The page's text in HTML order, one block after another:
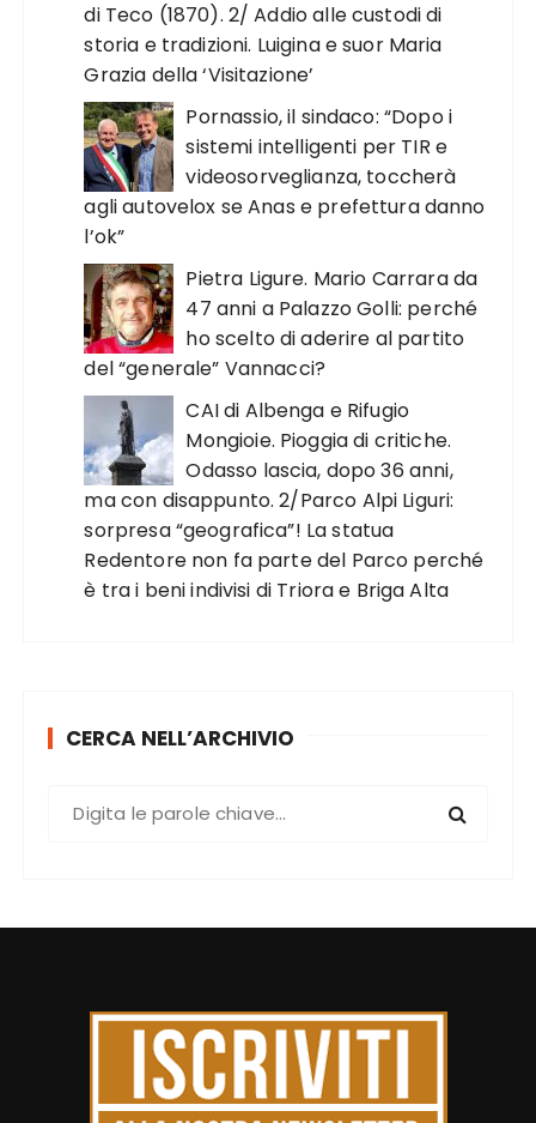
di Teco (1870). 2/ Addio alle custodi di
storia e tradizioni. Luigina e suor Maria
Grazia della ‘Visitazione’
Pornassio, il sindaco: “Dopo i
sistemi intelligenti per TIR e
videosorveglianza, toccherà
agli autovelox se Anas e prefettura danno
l’ok”
Pietra Ligure. Mario Carrara da
47 anni a Palazzo Golli: perché
ho scelto di aderire al partito
del “generale” Vannacci?
CAI di Albenga e Rifugio
Mongioie. Pioggia di critiche.
Odasso lascia, dopo 36 anni,
ma con disappunto. 2/Parco Alpi Liguri:
sorpresa “geografica”! La statua
Redentore non fa parte del Parco perché
è tra i beni indivisi di Triora e Briga Alta
CERCA NELL’ARCHIVIO